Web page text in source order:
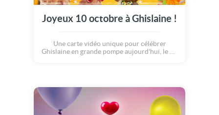
Joyeux 10 octobre à Ghislaine !
Une carte vidéo unique pour célébrer
Ghislaine en grande pompe aujourd'hui, le 10